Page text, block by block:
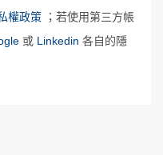
權政策 ；若使用第三方帳
或 Linkedin 各自的隱